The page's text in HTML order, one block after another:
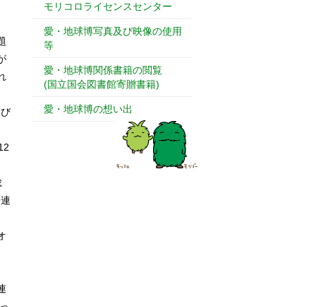
モリコロライセンスセンター
愛・地球博写真及び映像の使用
等
愛・地球博関係書籍の閲覧
(国立国会図書館寄贈書籍)
愛・地球博の想い出